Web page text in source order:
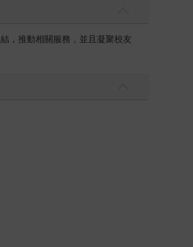
，推動相關服務，並且凝聚校友